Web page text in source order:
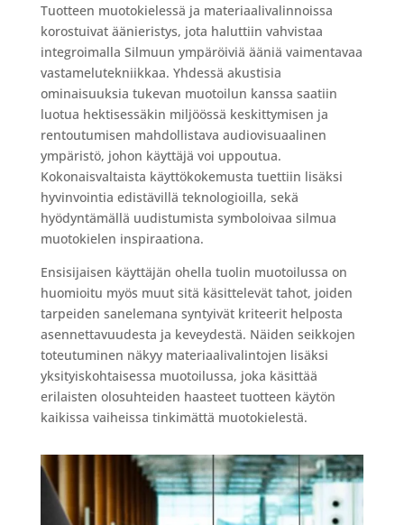
Tuotteen muotokielessä ja materiaalivalinnoissa
korostuivat äänieristys, jota haluttiin vahvistaa
integroimalla Silmuun ympäröiviä ääniä vaimentavaa
vastamelutekniikkaa. Yhdessä akustisia
ominaisuuksia tukevan muotoilun kanssa saatiin
luotua hektisessäkin miljöössä keskittymisen ja
rentoutumisen mahdollistava audiovisuaalinen
ympäristö, johon käyttäjä voi uppoutua.
Kokonaisvaltaista käyttökokemusta tuettiin lisäksi
hyvinvointia edistävillä teknologioilla, sekä
hyödyntämällä uudistumista symboloivaa silmua
muotokielen inspiraationa.
Ensisijaisen käyttäjän ohella tuolin muotoilussa on
huomioitu myös muut sitä käsittelevät tahot, joiden
tarpeiden sanelemana syntyivät kriteerit helposta
asennettavuudesta ja keveydestä. Näiden seikkojen
toteutuminen näkyy materiaalivalintojen lisäksi
yksityiskohtaisessa muotoilussa, joka käsittää
erilaisten olosuhteiden haasteet tuotteen käytön
kaikissa vaiheissa tinkimättä muotokielestä.